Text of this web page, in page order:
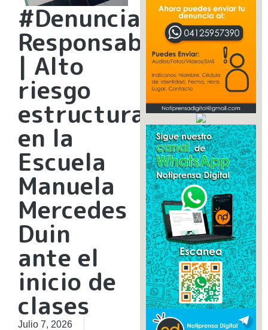
#Denuncia
Responsable
| Alto
riesgo
estructural
en la
Escuela
Manuela
Mercedes
Duin
ante el
inicio de
clases
Julio 7, 2026